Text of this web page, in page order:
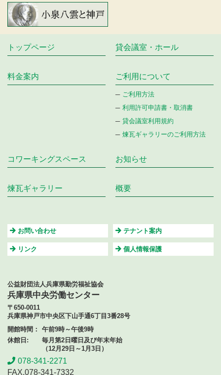
トップページ 貸会議室・ホール
料金案内 ご利⽤について
ご利用方法
利用許可申請書・取消書
貸会議室利用規約
煉瓦ギャラリーのご利用方法
コワーキングスペース お知らせ
煉瓦ギャラリー 概要
お問い合わせ テナント案内
リンク 個⼈情報保護
公益財団法人兵庫県勤労福祉協会
兵庫県中央労働センター
〒650-0011
兵庫県神戸市中央区下山手通6丁目3番28号
開館時間：
午前9時～午後9時
休館日:
毎月第2日曜日及び年末年始
（12月29日～1月3日）
078-341-2271
FAX.078-341-7332